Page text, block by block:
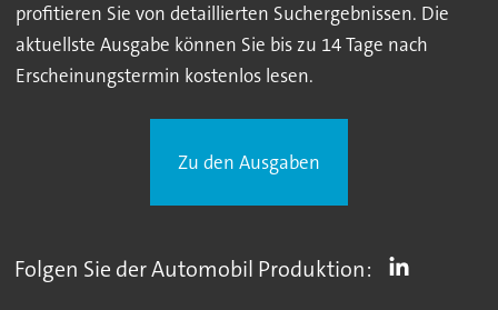
profitieren Sie von detaillierten Suchergebnissen. Die
aktuellste Ausgabe können Sie bis zu 14 Tage nach
Erscheinungstermin kostenlos lesen.
Zu den Ausgaben
Folgen Sie der Automobil Produktion: